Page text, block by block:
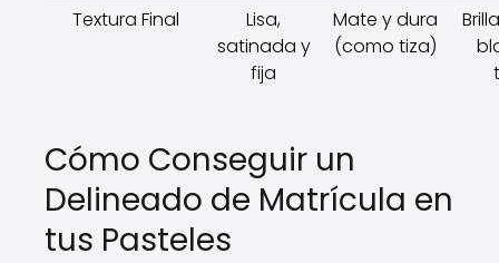
Textura Final
Lisa,
satinada y
fija
Mate y dura
(como tiza)
Cómo Conseguir un
Delineado de Matrícula en
tus Pasteles